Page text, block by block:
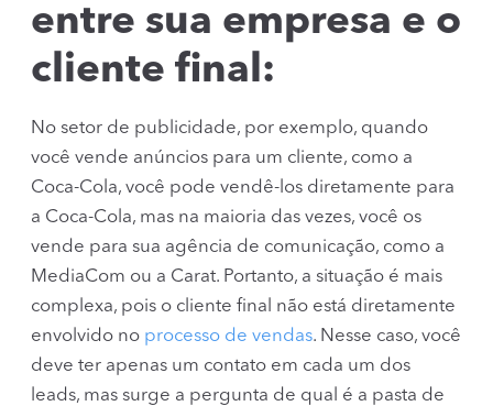
entre sua empresa e o
cliente final:
No setor de publicidade, por exemplo, quando
você vende anúncios para um cliente, como a
Coca-Cola, você pode vendê-los diretamente para
a Coca-Cola, mas na maioria das vezes, você os
vende para sua agência de comunicação, como a
MediaCom ou a Carat. Portanto, a situação é mais
complexa, pois o cliente final não está diretamente
envolvido no processo de vendas. Nesse caso, você
deve ter apenas um contato em cada um dos
leads, mas surge a pergunta de qual é a pasta de